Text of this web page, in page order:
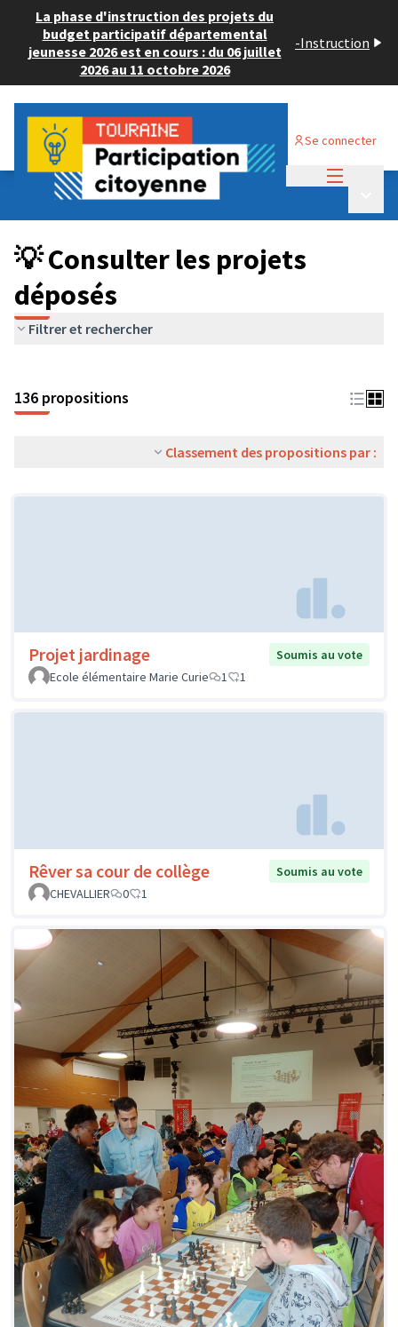
La phase d'instruction des projets du
budget participatif départemental
jeunesse 2026 est en cours : du 06 juillet
2026 au 11 octobre 2026
-Instruction
Se connecter
Budget Participatif JEUNESSE 2024
💡 Consulter les projets déposés
💡 Consulter les projets
déposés
Filtrer et rechercher
136 propositions
Classement des propositions par :
Projet jardinage
Soumis au vote
Ecole élémentaire Marie Curie
1 1
Rêver sa cour de collège
Soumis au vote
CHEVALLIER
0 1